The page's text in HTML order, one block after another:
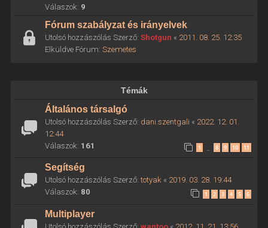
Válaszok: 9
Fórum szabályzat és irányelvek
Utolsó hozzászólás Szerző: Shotgun « 2011. 08. 25. 12:35
Elküldve Fórum: Szemetes
Témák
Általános társalgó
Utolsó hozzászólás Szerző: dani.szentgali « 2022. 12. 01.
12:44
Válaszok: 161 1 8 9 10 11
Segítség
Utolsó hozzászólás Szerző: totyak« 2019. 03. 28. 19:44
Válaszok: 80 1 2 3 4 5 6
Multiplayer